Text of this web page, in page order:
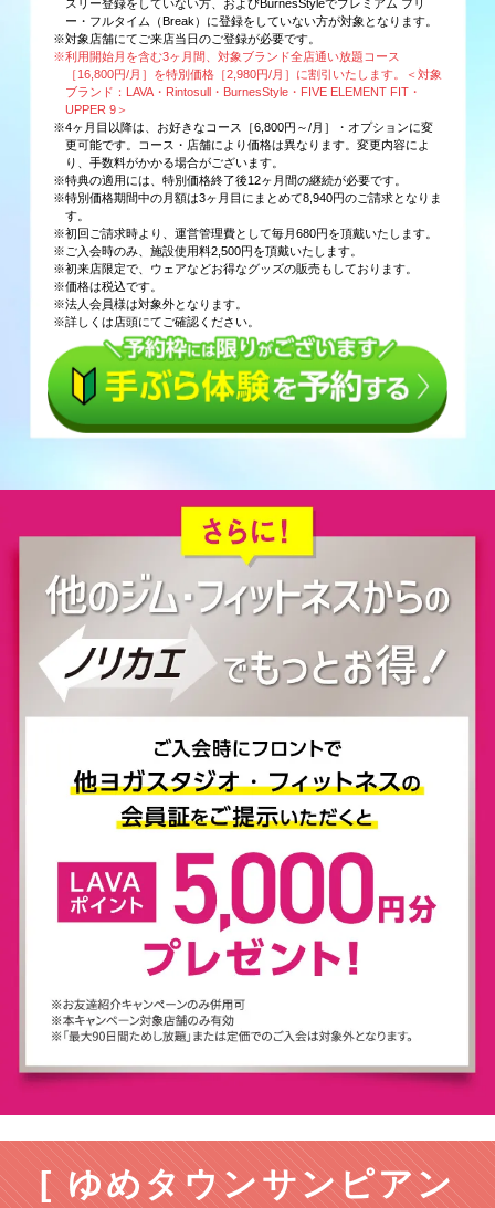
スリー登録をしていない方、およびBurnesStyleでプレミアム フリ
ー・フルタイム（Break）に登録をしていない方が対象となります。
※対象店舗にてご来店当日のご登録が必要です。
※利用開始月を含む3ヶ月間、対象ブランド全店通い放題コース
［16,800円/月］を特別価格［2,980円/月］に割引いたします。＜対象
ブランド：LAVA・Rintosull・BurnesStyle・FIVE ELEMENT FIT・
UPPER 9＞
※4ヶ月目以降は、お好きなコース［6,800円～/月］・オプションに変
更可能です。コース・店舗により価格は異なります。変更内容によ
り、手数料がかかる場合がございます。
※特典の適用には、特別価格終了後12ヶ月間の継続が必要です。
※特別価格期間中の月額は3ヶ月目にまとめて8,940円のご請求となりま
す。
※初回ご請求時より、運営管理費として毎月680円を頂戴いたします。
※ご入会時のみ、施設使用料2,500円を頂戴いたします。
※初来店限定で、ウェアなどお得なグッズの販売もしております。
※価格は税込です。
※法人会員様は対象外となります。
※詳しくは店頭にてご確認ください。
[ ゆめタウンサンピアン